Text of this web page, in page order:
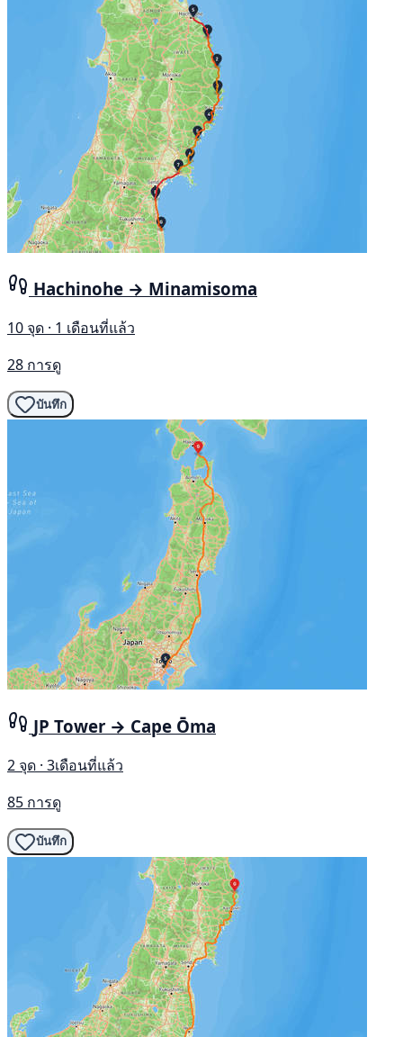
Hachinohe → Minamisoma
10 จุด · 1 เดือนที่แล้ว
28 การดู
บันทึก
JP Tower → Cape Ōma
2 จุด · 3เดือนที่แล้ว
85 การดู
บันทึก